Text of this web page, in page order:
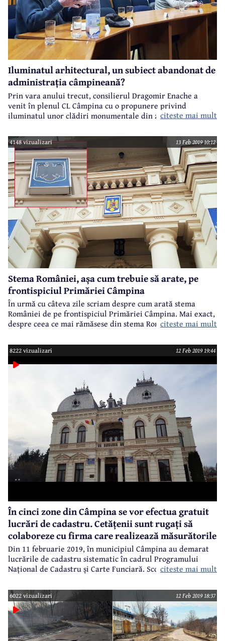
Iluminatul arhitectural, un subiect abandonat de
administrația câmpineană?
Prin vara anului trecut, consilierul Dragomir Enache a
venit în plenul CL Câmpina cu o propunere privind
iluminatul unor clădiri monumentale din zona centrală a
Horia Tiseanu și de ceilalți reprezentanți ai administrației
locale.
citeste mai mult
4148 vizualizari 13 Feb 2019 10:12
Stema României, așa cum trebuie să arate, pe
frontispiciul Primăriei Câmpina
În urmă cu câteva zile scriam despre cum arată stema
României de pe frontispiciul Primăriei Câmpina. Mai exact,
despre ceea ce mai rămăsese din stema României, un contur
trebui să arate mai mult respect față de simbolurile
naționale. Ne exprimam speranța că Primăria Câmpina,
prin înțeleapta-i conducere, va lua măsurile care se impun
și va monta o nouă stemă pe superba Casă cu Grifoni. Ei
bine, să știți că acest lucru chiar s-a întâmplat.
citeste mai mult
8222 vizualizari 12 Feb 2019 19:44
În cinci zone din Câmpina se vor efectua gratuit
lucrări de cadastru. Cetățenii sunt rugați să
colaboreze cu firma care realizează măsurătorile
Din 11 februarie 2019, în municipiul Câmpina au demarat
lucrările de cadastru sistematic în cadrul Programului
Național de Cadastru și Carte Funciară. Scopul acestui
(case și terenuri) în sistemul integrat de cadastru și carte
funciară. Lucrările necesare pentru întocmirea cadastrului
se vor realiza prin intermediul Primăriei Câmpina și vor fi
finanțate de OCPI Prahova. Măsurătorile vor fi efectuate de
firma Arhicad Geotop SRL, care a câștigat selecția de oferte
citeste mai mult
6022 vizualizari 12 Feb 2019 18:37